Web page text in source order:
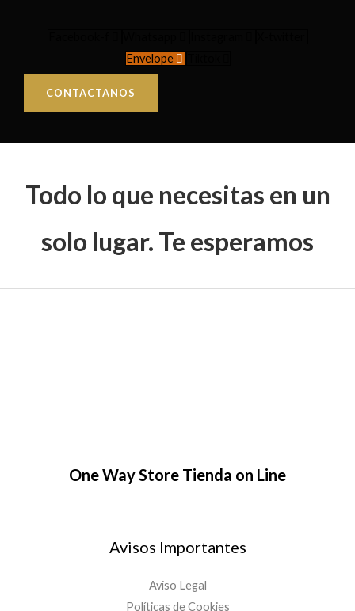
Envelope
CONTACTANOS
Todo lo que necesitas en un
solo lugar. Te esperamos
One Way Store Tienda on Line
Avisos Importantes
Aviso Legal
Políticas de Cookies